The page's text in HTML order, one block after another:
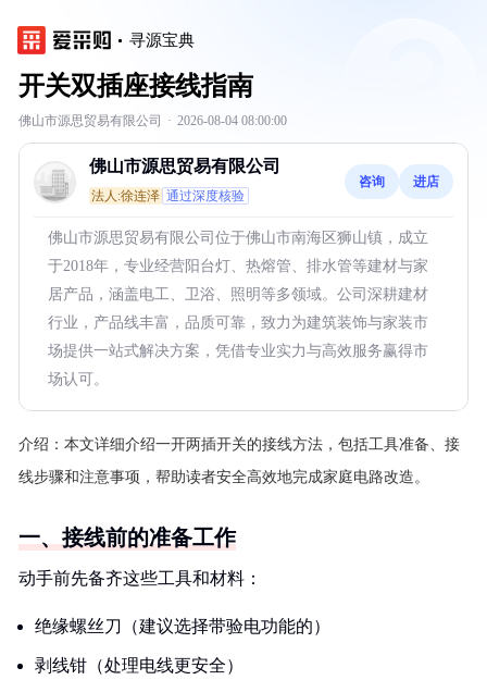
寻源宝典
开关双插座接线指南
佛山市源思贸易有限公司 · 2026-08-04 08:00:00
佛山市源思贸易有限公司
法人:徐连泽 通过深度核验
咨询 进店
佛山市源思贸易有限公司位于佛山市南海区狮山镇，成立
于2018年，专业经营阳台灯、热熔管、排水管等建材与家
居产品，涵盖电工、卫浴、照明等多领域。公司深耕建材
行业，产品线丰富，品质可靠，致力为建筑装饰与家装市
场提供一站式解决方案，凭借专业实力与高效服务赢得市
场认可。
介绍： 本文详细介绍一开两插开关的接线方法，包括工具准备、接
线步骤和注意事项，帮助读者安全高效地完成家庭电路改造。
一、接线前的准备工作
动手前先备齐这些工具和材料：
绝缘螺丝刀（建议选择带验电功能的）
剥线钳（处理电线更安全）